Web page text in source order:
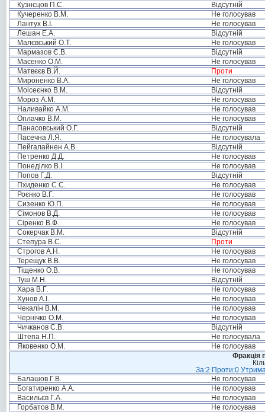
Кузнєцов П.С.
Відсутній
Кучеренко В.М.
Не голосував
Лантух В.І.
Не голосував
Лешан Е.А.
Відсутній
Малєвський О.Т.
Не голосував
Мармазов Є.В.
Відсутній
Масенко О.М.
Не голосував
Матвєєв В.Й.
Проти
Мироненко В.А.
Не голосував
Моісеєнко В.М.
Відсутній
Мороз А.М.
Не голосував
Наливайко А.М.
Не голосував
Оплачко В.М.
Не голосував
Панасовський О.Г.
Відсутній
Пасечна Л.Я.
Не голосувала
Пейгалайнен А.В.
Відсутній
Петренко Д.Д.
Не голосував
Понеділко В.І.
Не голосував
Попов Г.Д.
Відсутній
Пхиденко С.С.
Не голосував
Роєнко В.Г.
Не голосував
Сизенко Ю.П.
Не голосував
Сімонов В.Д.
Не голосував
Сіренко В.Ф.
Не голосував
Сокерчак В.М.
Відсутній
Степура В.С.
Проти
Строгов А.Н.
Не голосував
Терещук В.В.
Не голосував
Тіщенко О.В.
Не голосував
Туш М.Н.
Відсутній
Хара В.Г.
Не голосував
Хунов А.І.
Не голосував
Чекалін В.М.
Не голосував
Чернічко О.М.
Не голосував
Чичканов С.В.
Відсутній
Штепа Н.П.
Не голосувала
Яковенко О.М.
Не голосував
Фракція
За:2 Проти:0
Балашов Г.В.
Не голосував
Богатиренко А.А.
Не голосував
Васильєв Г.А.
Не голосував
Горбатов В.М.
Не голосував